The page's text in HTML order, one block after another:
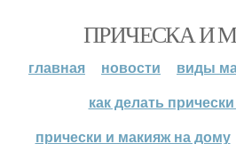
ПРИЧЕСКА И
главная новости
виды
как делать
прически и макияж на дому